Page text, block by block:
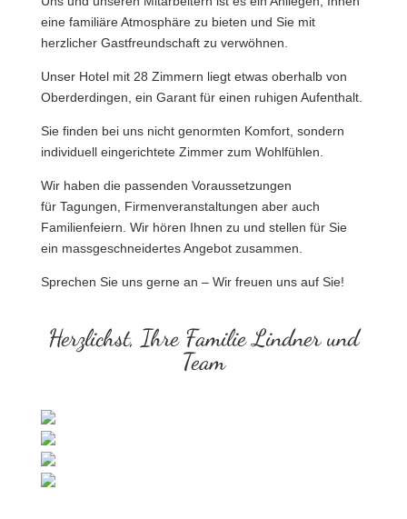
eine familiäre Atmosphäre zu bieten und Sie mit
herzlicher Gastfreundschaft zu verwöhnen.
Unser Hotel mit 28 Zimmern liegt etwas oberhalb von
Oberderdingen, ein Garant für einen ruhigen Aufenthalt.
Sie finden bei uns nicht genormten Komfort, sondern
individuell eingerichtete Zimmer zum Wohlfühlen.
Wir haben die passenden Voraussetzungen
für Tagungen , Firmenveranstaltungen aber auch
Familienfeiern. Wir hören Ihnen zu und stellen für Sie
ein massgeschneidertes Angebot zusammen.
Sprechen Sie uns gerne an – Wir freuen uns auf Sie!
Herzlichst, Ihre Familie Lindner und
Team